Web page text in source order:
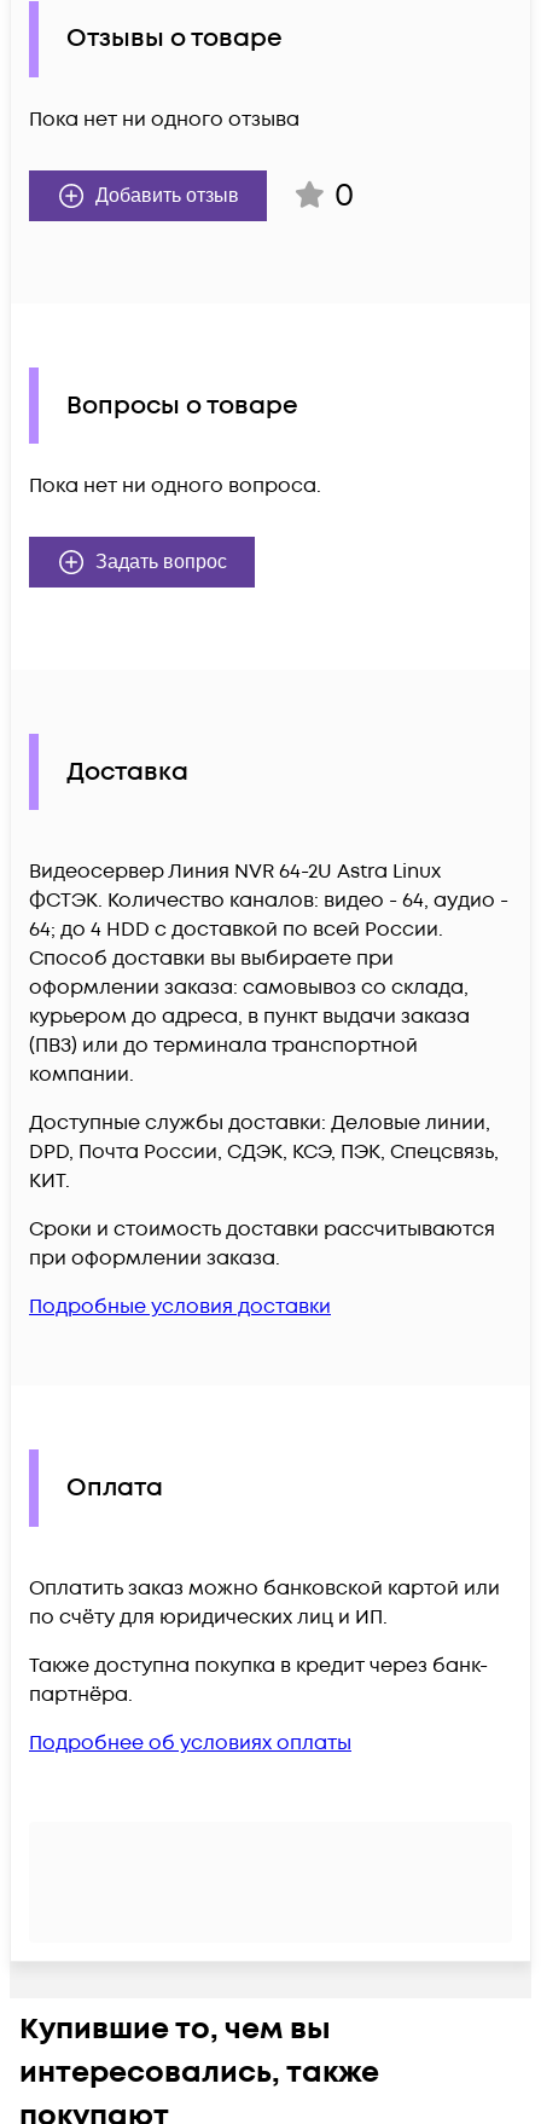
Отзывы о товаре
Пока нет ни одного отзыва
Добавить отзыв 0
Вопросы о товаре
Пока нет ни одного вопроса.
Задать вопрос
Доставка
Видеосервер Линия NVR 64-2U Astra Linux
ФСТЭК. Количество каналов: видео - 64, аудио -
64; до 4 HDD c доставкой по всей России.
Способ доставки вы выбираете при
оформлении заказа: самовывоз со склада,
курьером до адреса, в пункт выдачи заказа
(ПВЗ) или до терминала транспортной
компании.
Доступные службы доставки: Деловые линии,
DPD, Почта России, СДЭК, КСЭ, ПЭК, Спецсвязь,
КИТ.
Сроки и стоимость доставки рассчитываются
при оформлении заказа.
Подробные условия доставки
Оплата
Оплатить заказ можно банковской картой или
по счёту для юридических лиц и ИП.
Также доступна покупка в кредит через банк-
партнёра.
Подробнее об условиях оплаты
Купившие то, чем вы
интересовались, также
покупают